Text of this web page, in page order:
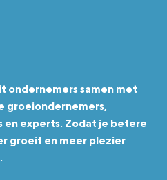
ondernemers samen met
groeiondernemers,
en experts. Zodat je betere
groeit en meer plezier